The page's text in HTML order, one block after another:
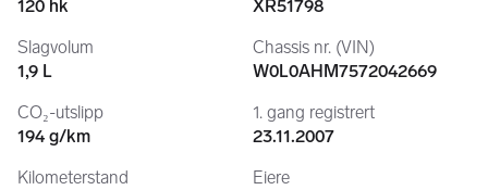
120 hk
Slagvolum
1,9 L
CO₂-utslipp
194 g/km
Kilometerstand
XR51798
Chassis nr. (VIN)
W0L0AHM7572042669
1. gang registrert
23.11.2007
Eiere